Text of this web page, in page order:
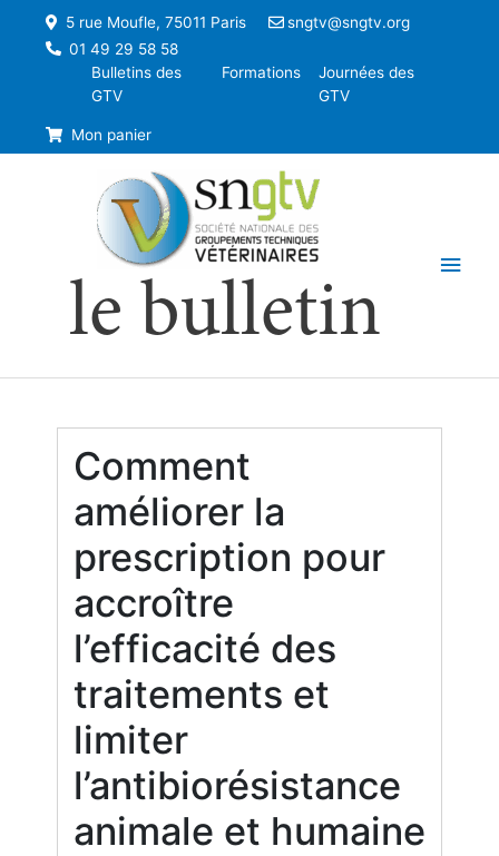
5 rue Moufle, 75011 Paris
sngtv@sngtv.org
01 49 29 58 58
Bulletins des
GTV
Formations
Journées des
GTV
Mon panier
le bulletin
Comment
améliorer la
prescription pour
accroître
l’efficacité des
traitements et
limiter
l’antibiorésistance
animale et humaine